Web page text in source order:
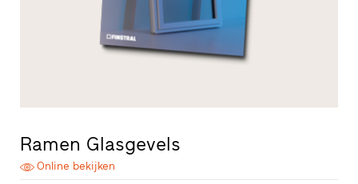
Ramen Glasgevels
Online bekijken